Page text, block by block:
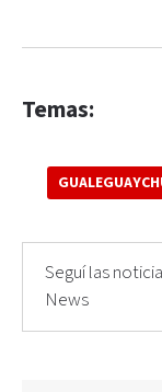
Temas:
Seguí las
News